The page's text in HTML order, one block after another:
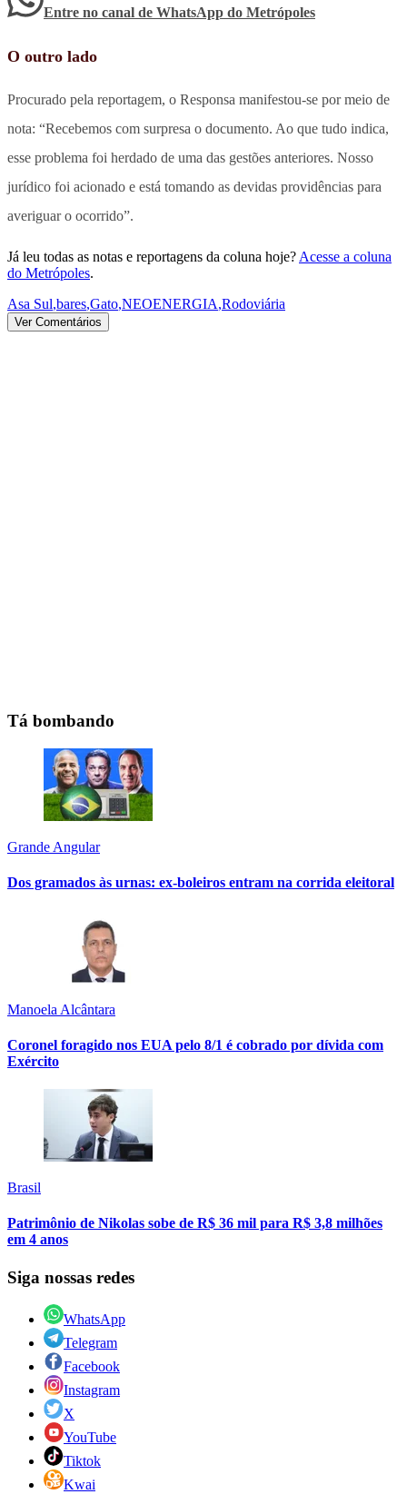
Entre no canal de WhatsApp do Metrópoles
O outro lado
Procurado pela reportagem, o Responsa manifestou-se por meio de
nota: “Recebemos com surpresa o documento. Ao que tudo indica,
esse problema foi herdado de uma das gestões anteriores. Nosso
jurídico foi acionado e está tomando as devidas providências para
averiguar o ocorrido”.
Já leu todas as notas e reportagens da coluna hoje? Acesse a coluna
do Metrópoles.
Asa Sul,bares,Gato,NEOENERGIA,Rodoviária
Ver Comentários
Tá bombando
Grande Angular
Dos gramados às urnas: ex-boleiros entram na corrida eleitoral
Manoela Alcântara
Coronel foragido nos EUA pelo 8/1 é cobrado por dívida com
Exército
Brasil
Patrimônio de Nikolas sobe de R$ 36 mil para R$ 3,8 milhões
em 4 anos
Siga nossas redes
WhatsApp
Telegram
Facebook
Instagram
X
YouTube
Tiktok
Kwai